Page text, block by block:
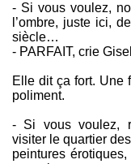
- Si vous voulez,
l’ombre, juste ici,
siècle…
- PARFAIT, crie
Elle dit ça fort. Une
poliment.
- Si vous voulez,
visiter le quartier
peintures